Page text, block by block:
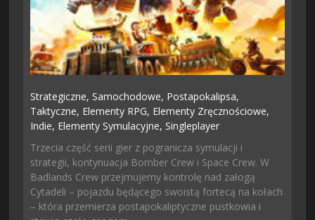
Strategiczne,Samochodowe, Postapokalipsa,
Taktyczne, Elementy RPG, Elementy Zręcznościowe,
Indie, Elementy Symulacyjne,Singleplayer
Trzecia część serii gier z pogranicza symulacji i
strategii, kontynuacja Bomber Crew i Space Crew. W
Badlands Crew przejmujemy kontrolę nad załogą
Cytadeli – pojazdu będącego swoistą fortecą na kołach
– która przemierza postapokaliptyczne pustkowia i